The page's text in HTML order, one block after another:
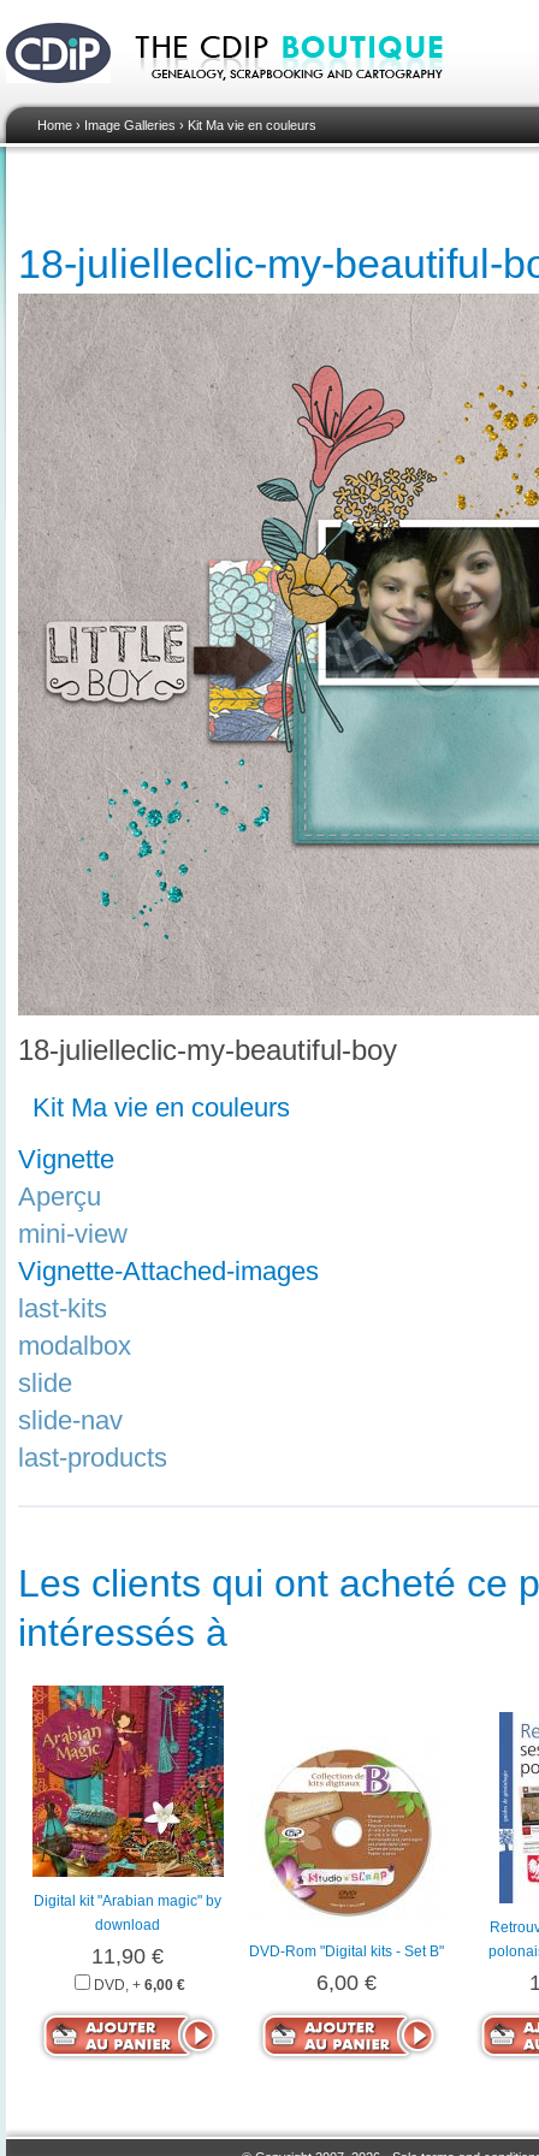
Home › Image Galleries › Kit Ma vie en couleurs
18-julielleclic-my-beautiful-
18-julielleclic-my-beautiful-boy
Kit Ma vie en couleurs
Vignette
Aperçu
mini-view
Vignette-Attached-images
last-kits
modalbox
slide
slide-nav
last-products
Les clients qui ont acheté ce
intéressés à
Digital kit "Arabian magic" by
download
11,90 €
DVD, + 6,00 €
DVD-Rom "Digital kits - Set B"
6,00 €